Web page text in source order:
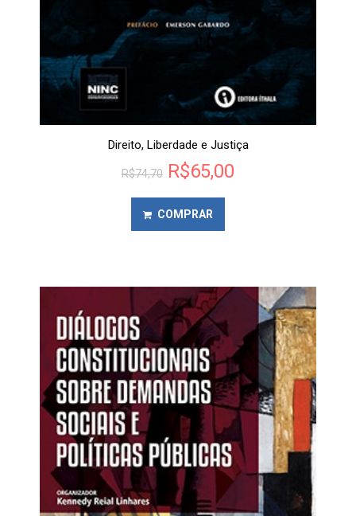
Direito, Liberdade e Justiça
R$74,70 R$65,00
COMPRAR